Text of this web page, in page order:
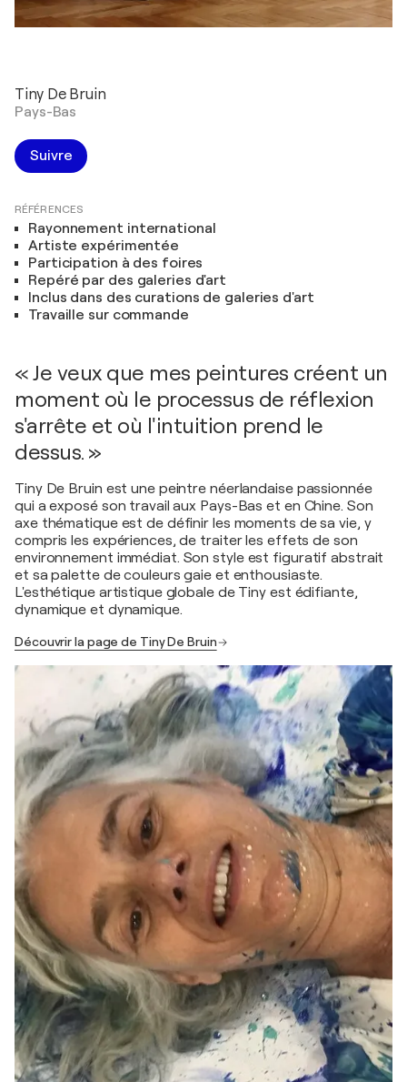
Tiny De Bruin
Pays-Bas
Suivre
RÉFÉRENCES
Rayonnement international
Artiste expérimentée
Participation à des foires
Repéré par des galeries d'art
Inclus dans des curations de galeries d'art
Travaille sur commande
« Je veux que mes peintures créent un
moment où le processus de réflexion
s'arrête et où l'intuition prend le
dessus. »
Tiny De Bruin est une peintre néerlandaise passionnée
qui a exposé son travail aux Pays-Bas et en Chine. Son
axe thématique est de définir les moments de sa vie, y
compris les expériences, de traiter les effets de son
environnement immédiat. Son style est figuratif abstrait
et sa palette de couleurs gaie et enthousiaste.
L'esthétique artistique globale de Tiny est édifiante,
dynamique et dynamique.
Découvrir la page de Tiny De Bruin